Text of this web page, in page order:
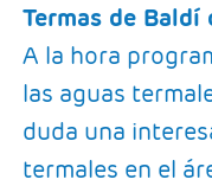
Termas de Baldí
A la hora
las aguas
duda una
termales en el